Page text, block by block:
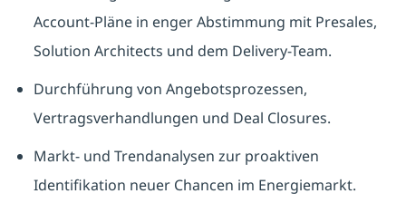
Account-Pläne in enger Abstimmung mit Presales,
Solution Architects und dem Delivery-Team.
Durchführung von Angebotsprozessen,
Vertragsverhandlungen und Deal Closures.
Markt- und Trendanalysen zur proaktiven
Identifikation neuer Chancen im Energiemarkt.